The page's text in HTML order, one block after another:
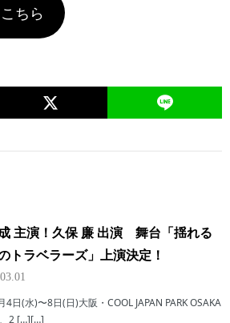
ちら
主演！久保 廉 出演 舞台「揺れる
トラベラーズ」上演決定！
4⽇(⽔)〜8⽇(⽇)⼤阪・COOL JAPAN PARK OSAKA
2 […][…]